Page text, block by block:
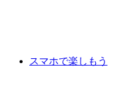
スマホで楽しもう